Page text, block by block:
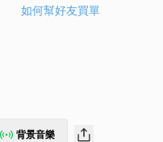
如何幫好友買單
背景音樂